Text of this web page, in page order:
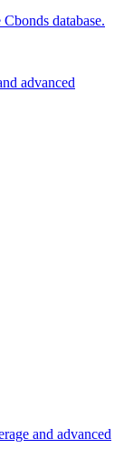
database.
advanced
and advanced